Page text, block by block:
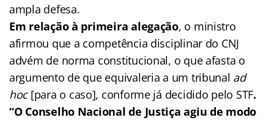
ampla defesa.
Em relação à primeira alegação, o ministro
afirmou que a competência disciplinar do CNJ
advém de norma constitucional, o que afasta o
argumento de que equivaleria a um tribunal ad
hoc[para o caso], conforme já decidido pelo STF.
“O Conselho Nacional de Justiça agiu de modo